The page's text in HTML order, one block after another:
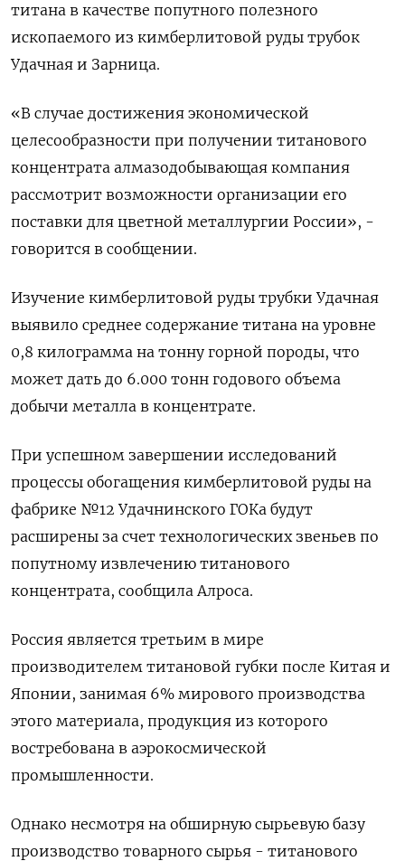
титана в качестве попутного ​полезного
ископаемого из кимберлитовой ​руды ​трубок
Удачная ⁠и Зарница.
«В случае достижения ‌экономической
целесообразности при получении титанового
‌концентрата алмазодобывающая компания
рассмотрит возможности организации его
поставки ​для цветной металлургии России», -
говорится в ‌сообщении.
Изучение кимберлитовой руды трубки Удачная
выявило ​среднее содержание титана на уровне
0,8 килограмма ‌на тонну горной породы, что
может дать до 6.000 тонн годового объема
добычи металла ​в ​концентрате.
При успешном ‌завершении исследований
процессы обогащения кимберлитовой руды на ​
фабрике №12 Удачнинского ГОКа будут
расширены за счет технологических звеньев по
попутному извлечению титанового
концентрата, сообщила Алроса.
Россия является третьим в мире
производителем титановой губки после Китая и
Японии, занимая 6% ​мирового производства
этого материала, ⁠продукция из которого
востребована в аэрокосмической
промышленности.
Однако несмотря на ‌обширную сырьевую базу
производство товарного сырья - титанового